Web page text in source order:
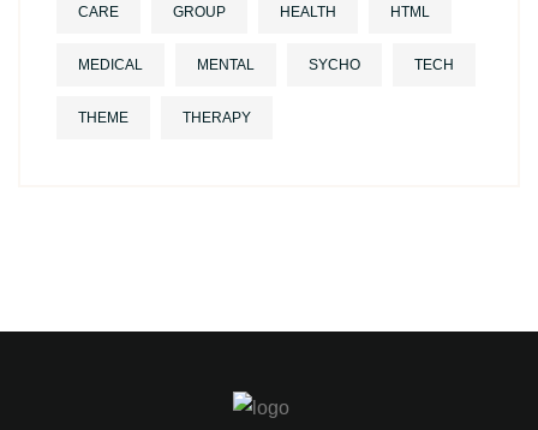
CARE GROUP HEALTH HTML
MEDICAL MENTAL SYCHO TECH
THEME THERAPY